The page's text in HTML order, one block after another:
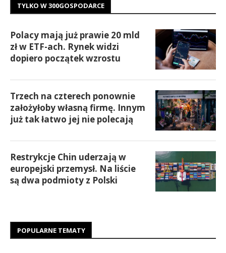
TYLKO W 300GOSPODARCE
Polacy mają już prawie 20 mld
zł w ETF-ach. Rynek widzi
dopiero początek wzrostu
Trzech na czterech ponownie
założyłoby własną firmę. Innym
już tak łatwo jej nie polecają
Restrykcje Chin uderzają w
europejski przemysł. Na liście
są dwa podmioty z Polski
POPULARNE TEMATY